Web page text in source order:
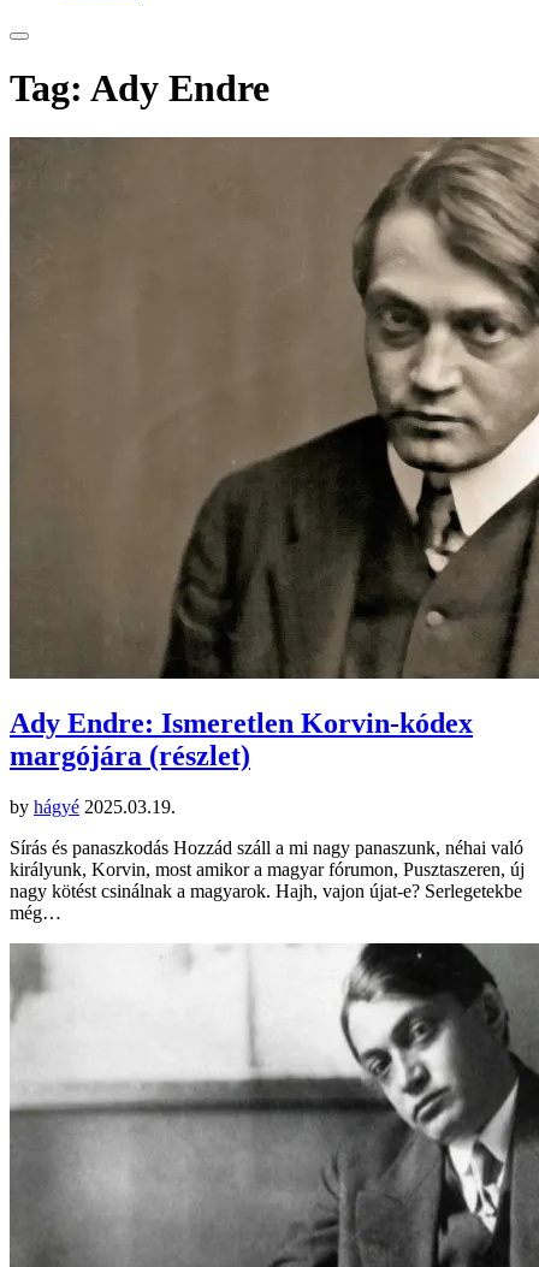
Tag: Ady Endre
Ady Endre: Ismeretlen Korvin-kódex
margójára (részlet)
by hágyé 2025.03.19.
Sírás és panaszkodás Hozzád száll a mi nagy panaszunk, néhai való
királyunk, Korvin, most amikor a magyar fórumon, Pusztaszeren, új
nagy kötést csinálnak a magyarok. Hajh, vajon újat-e? Serlegetekbe
még…